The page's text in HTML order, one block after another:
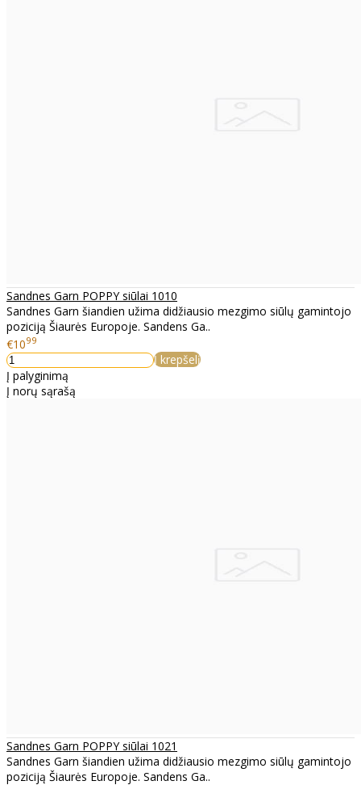
Sandnes Garn POPPY siūlai 1010
Sandnes Garn šiandien užima didžiausio mezgimo siūlų gamintojo
poziciją Šiaurės Europoje. Sandens Ga..
€1099
Į krepšelį
Į palyginimą
Į norų sąrašą
Sandnes Garn POPPY siūlai 1021
Sandnes Garn šiandien užima didžiausio mezgimo siūlų gamintojo
poziciją Šiaurės Europoje. Sandens Ga..